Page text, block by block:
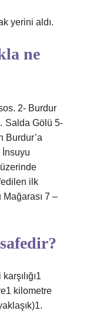
yerini aldı.
ne
2- Burdur
Salda Gölü 5-
Burdur’a
ilk
7 –
kilometre